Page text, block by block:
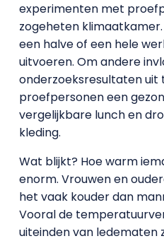
experimenten met
zogeheten
een halve of een hele
uitvoeren. Om andere
onderzoeksresultaten uit
proefpersonen een
vergelijkbare lunch en
kleding.
Wat blijkt? Hoe warm
enorm. Vrouwen en
het vaak kouder dan
Vooral de
uiteinden van ledematen